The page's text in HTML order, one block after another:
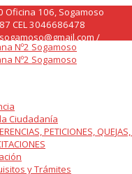
Oficina 106, Sogamoso
CEL 3046686478
/
/
Ciudadanía
PETICIONES,
y Trámites